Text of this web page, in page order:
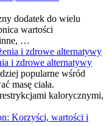
dodatek do wielu
wartości
…
i zdrowe alternatywy
popularne wśród
masę ciała.
kalorycznymi,